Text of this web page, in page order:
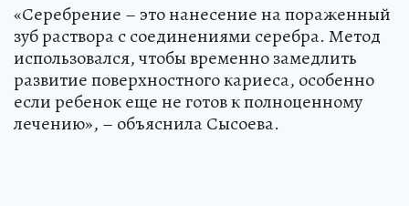
«Серебрение – это нанесение на пораженный
зуб раствора с соединениями серебра. Метод
использовался, чтобы временно замедлить
развитие поверхностного кариеса, особенно
если ребенок еще не готов к полноценному
лечению», – объяснила Сысоева.